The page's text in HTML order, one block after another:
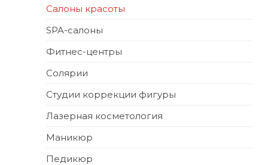
Салоны красоты
SPA-салоны
Фитнес-центры
Солярии
Студии коррекции фигуры
Лазерная косметология
Маникюр
Педикюр